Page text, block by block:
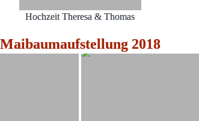
Hochzeit Theresa & Thomas
Maibaumaufstellung 2018